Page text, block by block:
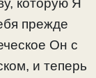
прежде
Он с
и теперь